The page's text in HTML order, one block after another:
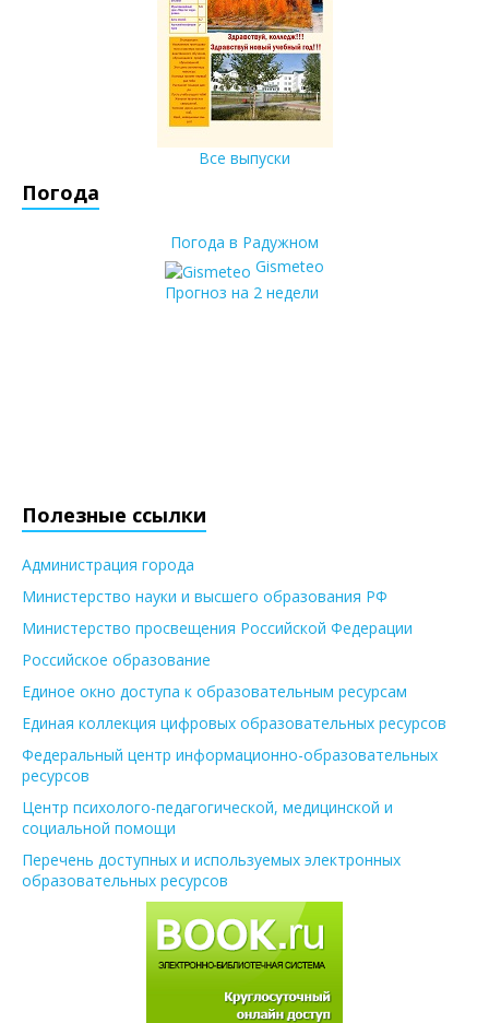
Все выпуски
Погода
Погода в Радужном
Gismeteo
Прогноз на 2 недели
Полезные ссылки
Администрация города
Министерство науки и высшего образования РФ
Министерство просвещения Российской Федерации
Российское образование
Единое окно доступа к образовательным ресурсам
Единая коллекция цифровых образовательных ресурсов
Федеральный центр информационно-образовательных
ресурсов
Центр психолого-педагогической, медицинской и
социальной помощи
Перечень доступных и используемых электронных
образовательных ресурсов